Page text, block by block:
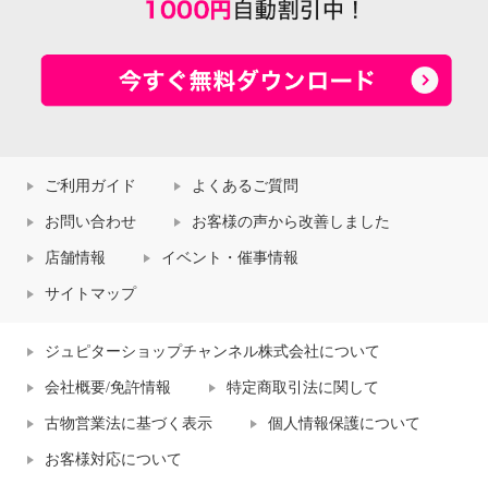
ご利用ガイド よくあるご質問
お問い合わせ お客様の声から改善しました
店舗情報 イベント・催事情報
サイトマップ
ジュピターショップチャンネル株式会社について
会社概要/免許情報 特定商取引法に関して
古物営業法に基づく表示 個人情報保護について
お客様対応について